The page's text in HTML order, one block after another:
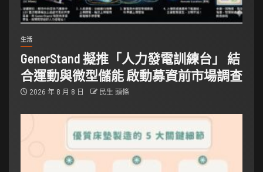
生活
GenerStand 擬推「人力發電訓練台」 結
合運動與微型儲能 啟動募資前市場調查
2026 年 8 月 8 日 民生 頭條